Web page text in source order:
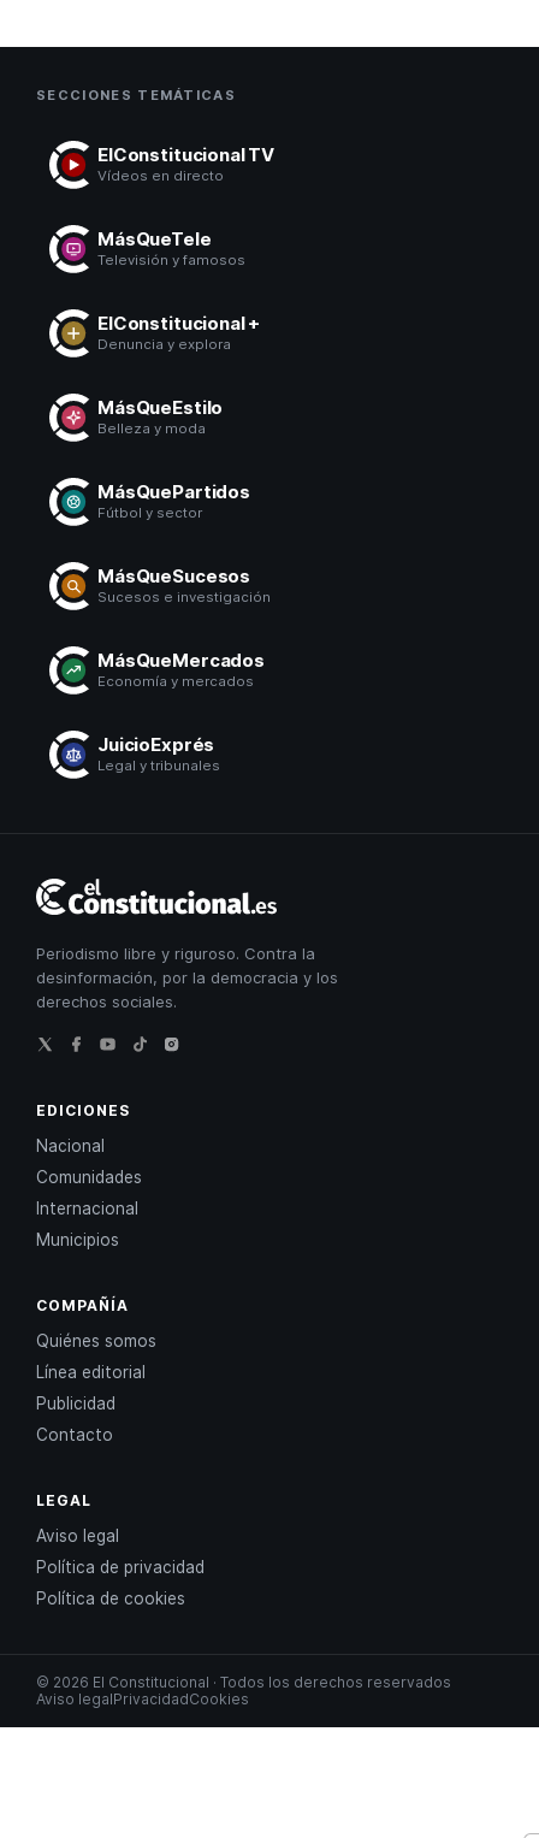
SECCIONES TEMÁTICAS
ElConstitucional TV
Vídeos en directo
MásQueTele
Televisión y famosos
ElConstitucional +
Denuncia y explora
MásQueEstilo
Belleza y moda
MásQuePartidos
Fútbol y sector
MásQueSucesos
Sucesos e investigación
MásQueMercados
Economía y mercados
JuicioExprés
Legal y tribunales
Constitucional
Periodismo libre y riguroso. Contra la
desinformación, por la democracia y los
derechos sociales.
EDICIONES
Nacional
Comunidades
Internacional
Municipios
COMPAÑÍA
Quiénes somos
Línea editorial
Publicidad
Contacto
LEGAL
Aviso legal
Política de privacidad
Política de cookies
© 2026 El Constitucional · Todos los derechos reservados
Aviso legalPrivacidadCookies